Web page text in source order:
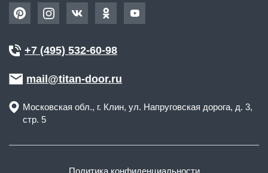
+7 (495) 532-60-98
mail@titan-door.ru
Московская обл., г. Клин, ул. Напруговская дорога, д. 3,
стр. 5